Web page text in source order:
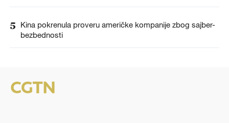
5
Kina pokrenula proveru američke kompanije zbog sajber-
bezbednosti